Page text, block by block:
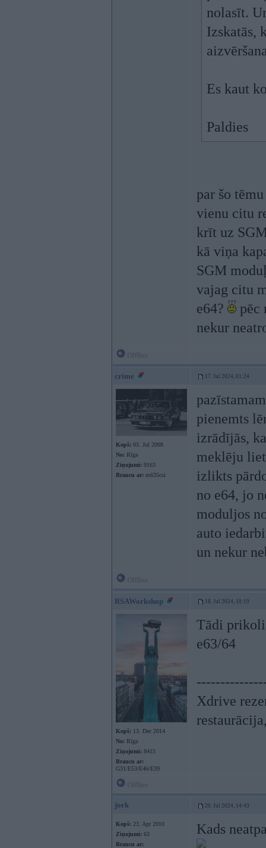
nolasīt.
Izskatās,
Es kaut
Paldies
par šo
vienu citu
krīt uz
kā viņa
SGM
vajag citu
e64?
pēc
nekur
crime 17. Jul 2024, 01:24
Kopš: 03. Jul 2008
No: Rīga
Ziņojumi: 9163
Braucu ar: m635csi
pienemts
izrādījās,
meklēju
izlikts
no e64, jo
moduljos
auto
un nekur
RSAWorkshop 18. Jul 2024, 10:19
Kopš: 13. Dec 2014
No: Rīga
Ziņojumi: 8415
Braucu ar:
G31/E53/E46/E39
Tādi
e63/64
Xdrive
jork 20. Jul 2024, 14:43
Kopš: 23. Apr 2010
Ziņojumi: 63
Braucu ar:
Kads